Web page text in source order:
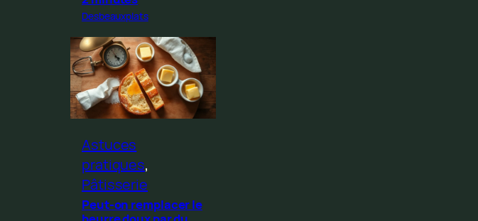
Desbeauxplats
Astuces
pratiques
Pâtisserie
Peut-on remplacer le